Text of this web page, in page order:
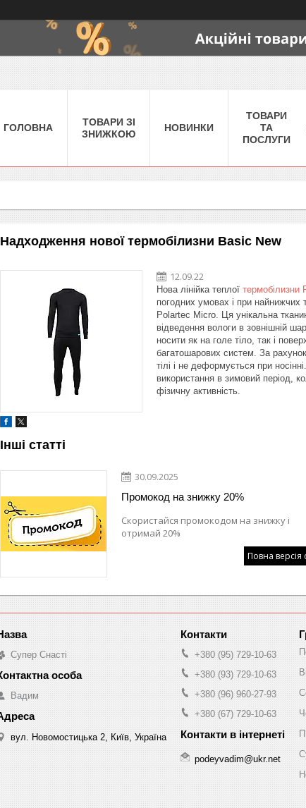
ГОЛОВНА
ТОВАРИ ЗІ
ЗНИЖКОЮ
НОВИНКИ
ТОВАРИ
ТА
ПОСЛУГИ
Надходження нової термобілизни Basic New
12.09.22
Нова лінійка теплої термобілизни
погодних умовах і при найнижчих
Polartec Micro. Ця унікальна
відведення вологи в зовнішній
носити як на голе тіло, так і
багатошарових систем. За
тілі і не деформується при
використання в зимовий період,
фізичну активність.
Інші статті
30.09.2025
Промокод на знижку 20%
Скористайся промокодом на знижку і
отримай 20%
Повна версія
Супер Снасті
Вадим
вул. Новомостицька 2, Київ, Україна
+380 (95) 729-10-63
+380 (93) 729-10-63
+380 (96) 960-27-93
+380 (67) 729-10-63
podeyvadim@ukr.net